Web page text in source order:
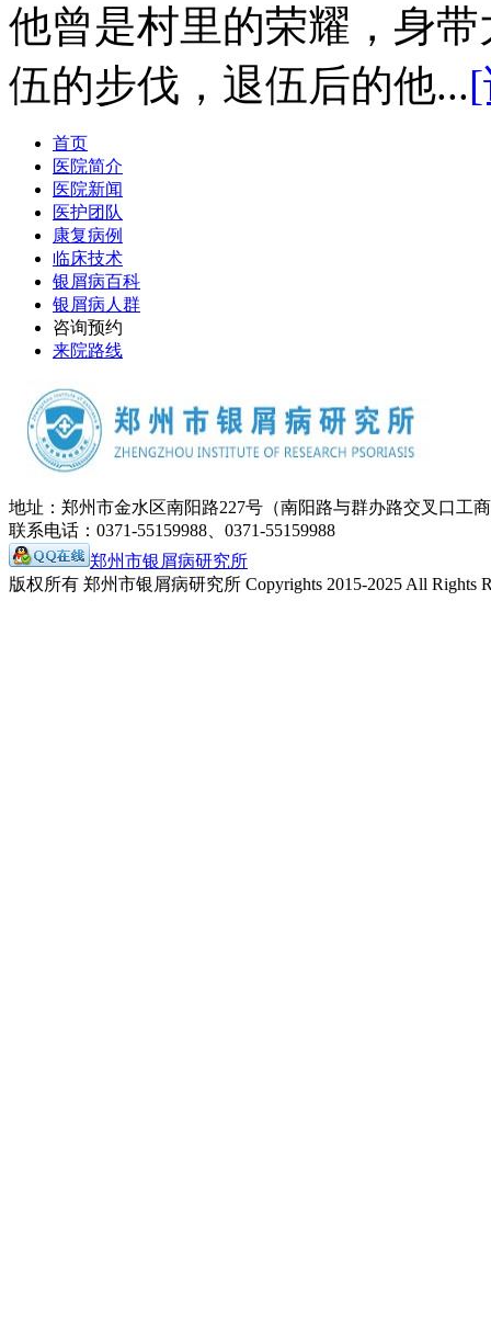
他曾是村里的荣耀，身
伍的步伐，退伍后的他...
首页
医院简介
医院新闻
医护团队
康复病例
临床技术
银屑病百科
银屑病人群
咨询预约
来院路线
地址：郑州市金水区南阳路227号（南阳路与群办路交叉口工
联系电话：0371-55159988、0371-55159988
郑州市银屑病研究所
版权所有 郑州市银屑病研究所 Copyrights 2015-2025 All Rights